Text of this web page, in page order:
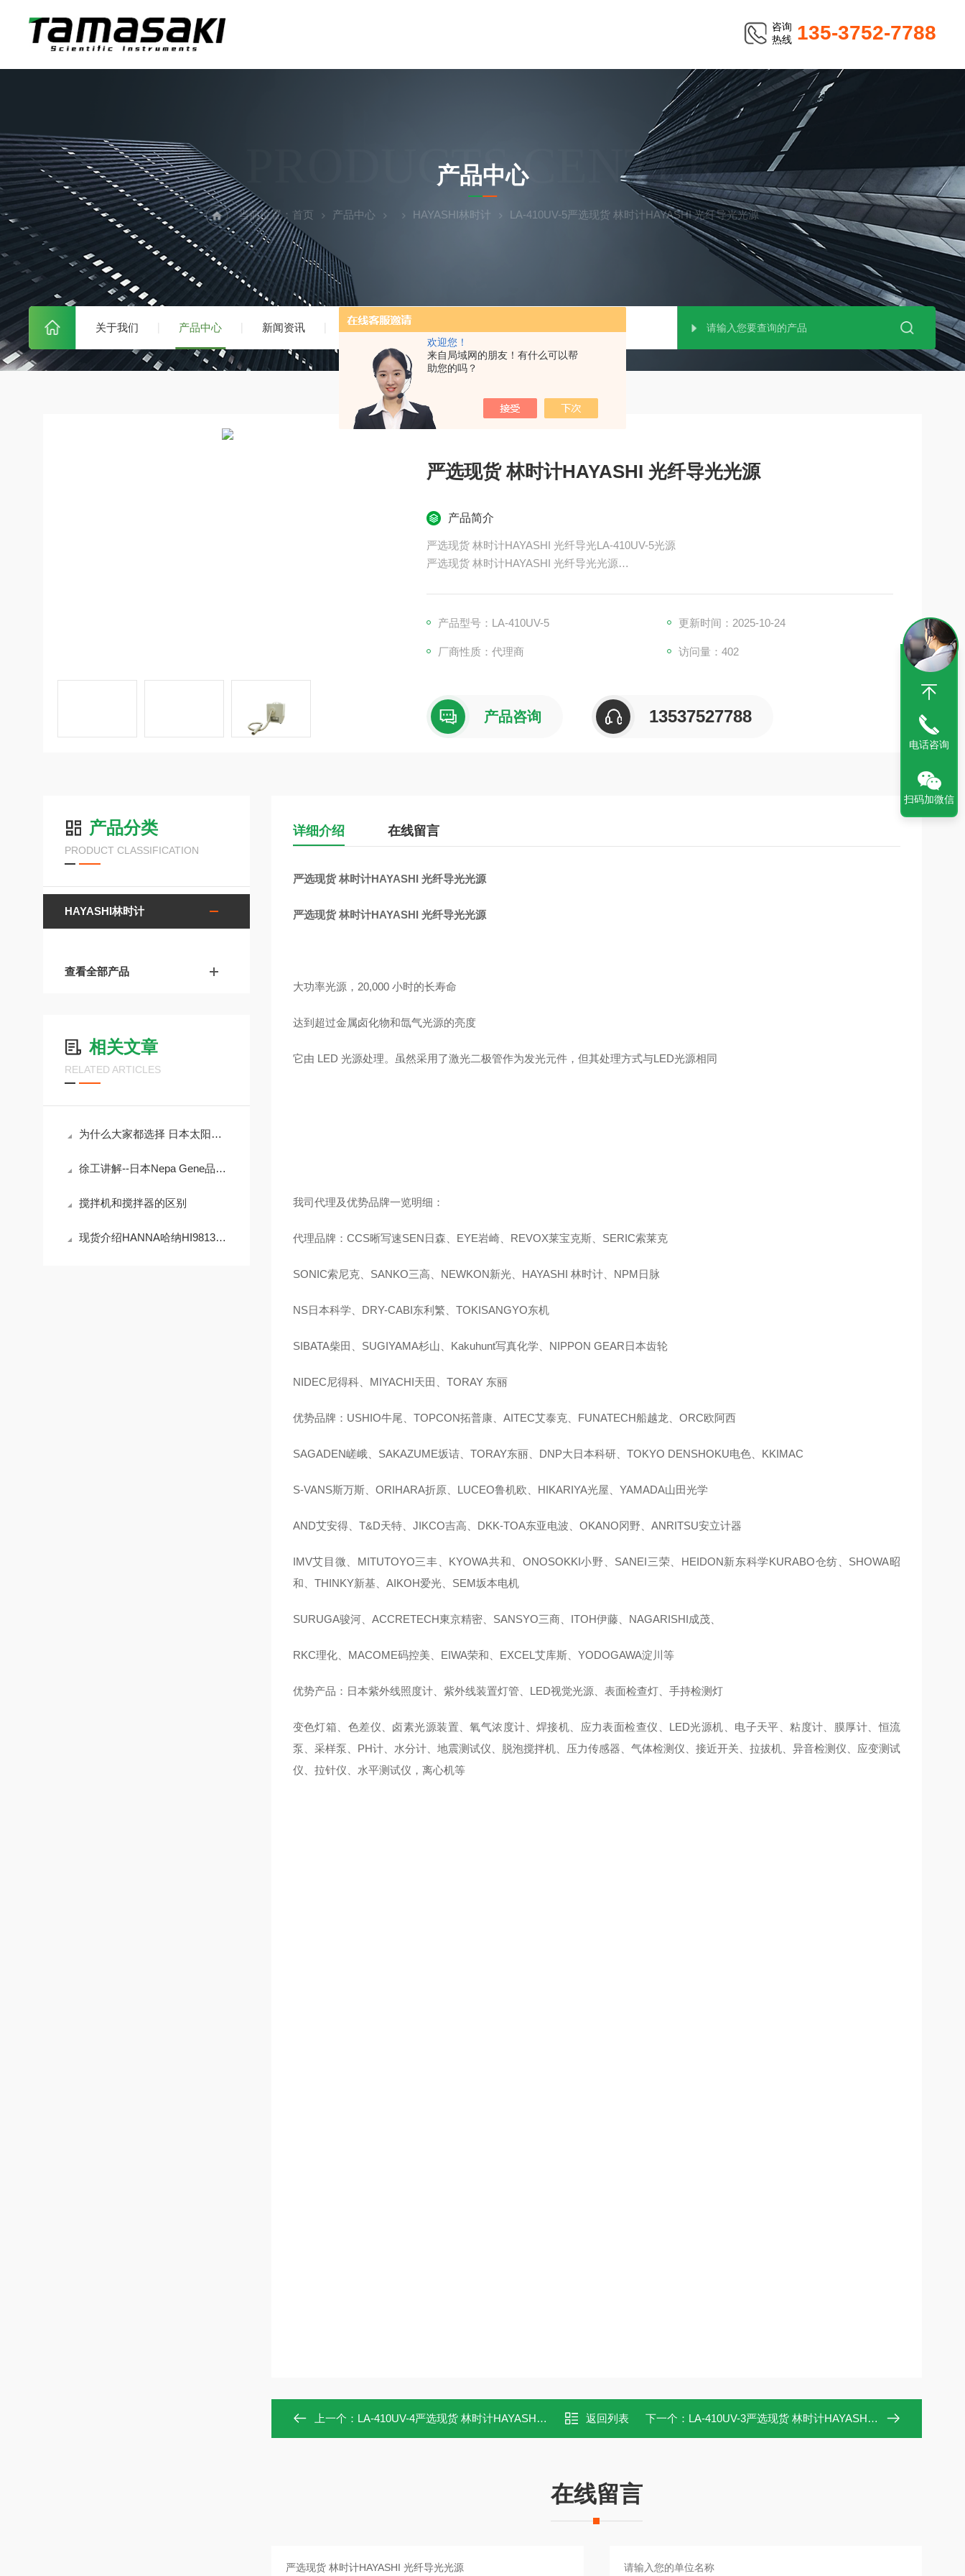
欢迎您！
来自局域网的朋友！有什么可以帮
助您的吗？
咨询
热线 135-3752-7788
关于我们 产品中心 新闻资讯 技术文章
PRODUCTS CENTER
产品中心
当前位置： 首页 产品中心 HAYASHI林时计 LA-410UV-5严选现货 林时计HAYASHI 光纤导光光源
严选现货 林时计HAYASHI 光纤导光光源
产品简介
严选现货 林时计HAYASHI 光纤导光LA-410UV-5光源
严选现货 林时计HAYASHI 光纤导光光源
它由 LED 光源处理。虽然采用了激光二极管作为发光元件，但其处理方式与LED光源相同
产品型号：LA-410UV-5 更新时间：2025-10-24
厂商性质：代理商 访问量：402
产品咨询 13537527788
产品分类
PRODUCT CLASSIFICATION
HAYASHI林时计
查看全部产品
相关文章
RELATED ARTICLES
为什么大家都选择 日本太阳能灯？
徐工讲解--日本Nepa Gene品牌NEPA21 Type II
搅拌机和搅拌器的区别
现货介绍HANNA哈纳HI98130高量程便携式多参数水质测定仪
详细介绍 在线留言
严选现货 林时计HAYASHI 光纤导光光源
严选现货 林时计HAYASHI 光纤导光光源
大功率光源，20,000 小时的长寿命
达到超过金属卤化物和氙气光源的亮度
它由 LED 光源处理。虽然采用了激光二极管作为发光元件，但其处理方式与LED光源相同
我司代理及优势品牌一览明细：
代理品牌：CCS晰写速SEN日森、EYE岩崎、REVOX莱宝克斯、SERIC索莱克
SONIC索尼克、SANKO三高、NEWKON新光、HAYASHI 林时计、NPM日脉
NS日本科学、DRY-CABI东利繁、TOKISANGYO东机
SIBATA柴田、SUGIYAMA杉山、Kakuhunt写真化学、NIPPON GEAR日本齿轮
NIDEC尼得科、MIYACHI天田、TORAY 东丽
优势品牌：USHIO牛尾、TOPCON拓普康、AITEC艾泰克、FUNATECH船越龙、ORC欧阿西
SAGADEN嵯峨、SAKAZUME坂诘、TORAY东丽、DNP大日本科研、TOKYO DENSHOKU电色、KKIMAC
S-VANS斯万斯、ORIHARA折原、LUCEO鲁机欧、HIKARIYA光屋、YAMADA山田光学
AND艾安得、T&D天特、JIKCO吉高、DKK-TOA东亚电波、OKANO冈野、ANRITSU安立计器
IMV艾目微、MITUTOYO三丰、KYOWA共和、ONOSOKKI小野、SANEI三荣、HEIDON新东科学KURABO仓纺、SHOWA昭
和、THINKY新基、AIKOH爱光、SEM坂本电机
SURUGA骏河、ACCRETECH東京精密、SANSYO三商、ITOH伊藤、NAGARISHI成茂、
RKC理化、MACOME码控美、EIWA荣和、EXCEL艾库斯、YODOGAWA淀川等
优势产品：日本紫外线照度计、紫外线装置灯管、LED视觉光源、表面检查灯、手持检测灯
变色灯箱、色差仪、卤素光源装置、氧气浓度计、焊接机、应力表面检查仪、LED光源机、电子天平、粘度计、膜厚计、恒流
泵、采样泵、PH计、水分计、地震测试仪、脱泡搅拌机、压力传感器、气体检测仪、接近开关、拉拔机、异音检测仪、应变测试
仪、拉针仪、水平测试仪，离心机等
上一个： LA-410UV-4严选现货 林时计HAYASHI 光纤导光光源 返回列表 下一个： LA-410UV-3严选现货 林时计HAYASHI 光纤导光光源
在线留言
电话咨询
扫码加微信